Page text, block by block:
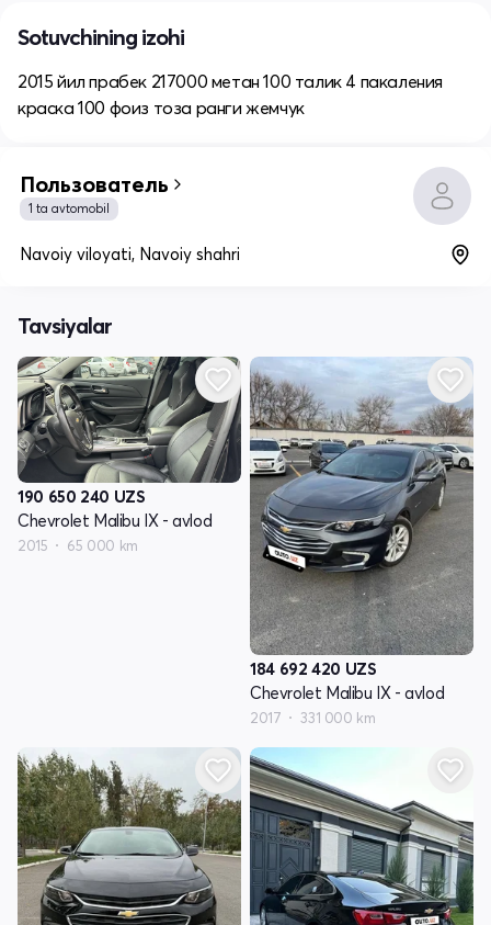
Sotuvchining izohi
2015 йил прабек 217000 метан 100 талик 4 пакаления
краска 100 фоиз тоза ранги жемчук
Пользователь
1 ta avtomobil
Navoiy viloyati, Navoiy shahri
Tavsiyalar
190 650 240 UZS
Chevrolet Malibu IX - avlod
2015 65 000 km
184 692 420 UZS
Chevrolet Malibu IX - avlod
2017 331 000 km